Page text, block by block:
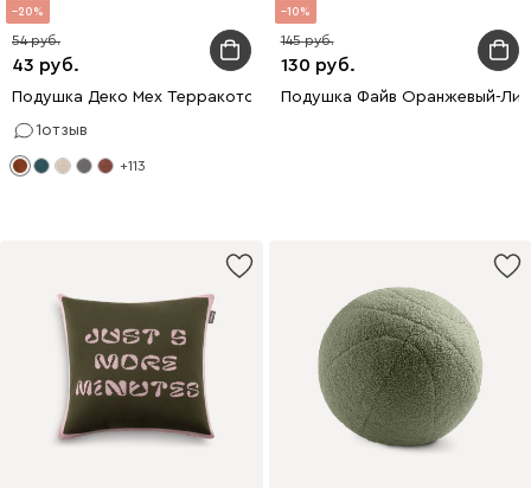
20
43
54
Подушка Деко Мех Терракотовый
1отзыв
+113
10
130
145
Подушка Файв Оранжевый-